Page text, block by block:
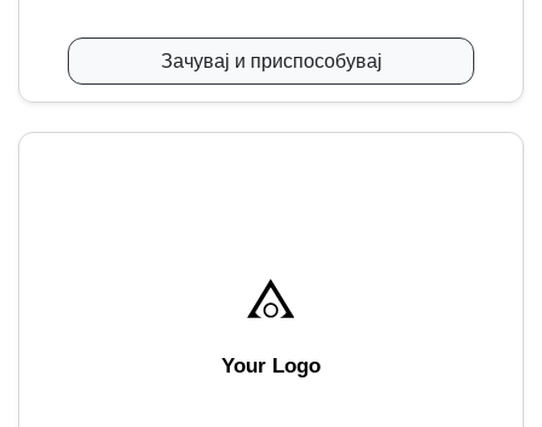
Зачувај и приспособувај
Your Logo